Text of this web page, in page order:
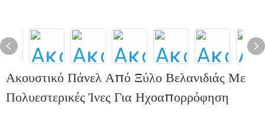
Ακουστικό Πάνελ Από Ξύλο Βελανιδιάς Με
Πολυεστερικές Ίνες Για Ηχοαπορρόφηση